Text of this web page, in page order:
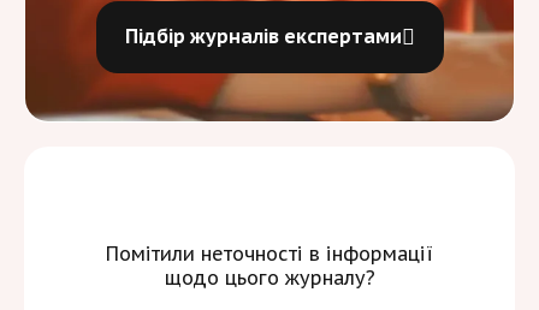
Помітили неточності в інформації
щодо цього журналу?
Підбір журналів експертами